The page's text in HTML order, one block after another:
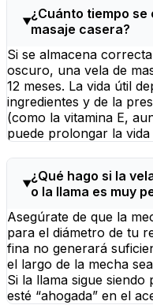
¿Cuánto tiempo se
masaje casera?
Si se almacena
oscuro, una vela de
12 meses. La vida útil
ingredientes y de la
(como la vitamina E,
puede prolongar la
¿Qué hago si la
o la llama es muy
Asegúrate de que la
para el diámetro de tu
fina no generará
el largo de la mecha
Si la llama sigue
esté “ahogada” en el